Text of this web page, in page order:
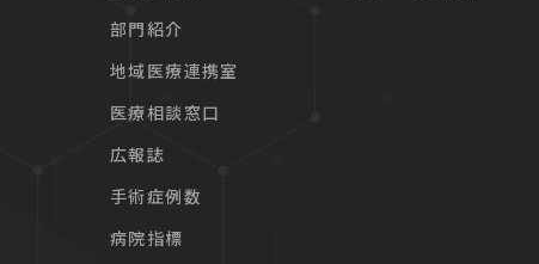
部門紹介
地域医療連携室
医療相談窓口
広報誌
手術症例数
病院指標